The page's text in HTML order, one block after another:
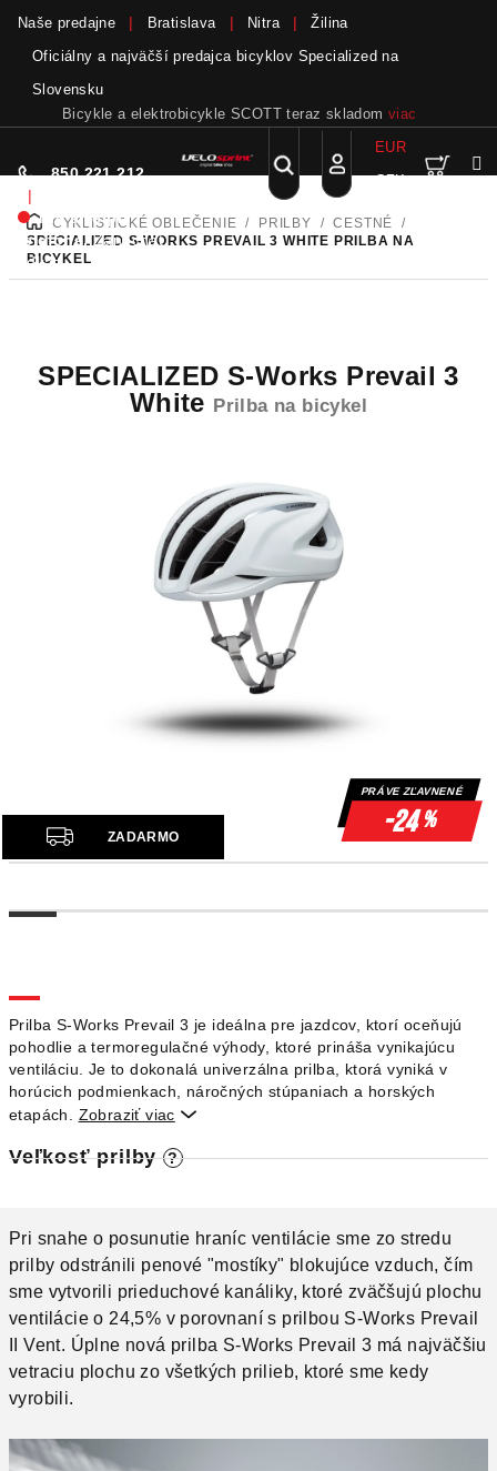
obsah
Naše predajne Bratislava Nitra
Žilina
Oficiálny a najväčší predajca bicyklov Specialized na
Slovensku
Bicykle a elektrobicykle SCOTT teraz skladom viac
850 221 212
|
Nie sme pri
telefóne.Zanechať
odkaz
Hľadať
Prihlásenie
EUR
CZK
DOMOVCYKLISTICKÉ OBLEČENIE / PRILBY / CESTNÉ
/
SPECIALIZED S-WORKS PREVAIL 3 WHITE PRILBA NA
BICYKEL
Prilba S-Works Prevail 3 je ideálna pre jazdcov, ktorí oceňujú
pohodlie a termoregulačné výhody, ktoré prináša vynikajúcu
ventiláciu. Je to dokonalá univerzálna prilba, ktorá vyniká v
horúcich podmienkach, náročných stúpaniach a horských
etapách. Zobraziť viac 
Veľkosť prilby ?
SPECIALIZED S-Works Prevail 3
White Prilba na bicykel
Z
A
A
ZADARMO
PRÁVE ZĽAVNENÉ
-24%
Pri snahe o posunutie hraníc ventilácie sme zo stredu
prilby odstránili penové "mostíky" blokujúce vzduch, čím
sme vytvorili prieduchové kanáliky, ktoré zväčšujú plochu
ventilácie o 24,5% v porovnaní s prilbou S-Works Prevail
II Vent. Úplne nová prilba S-Works Prevail 3 má najväčšiu
vetraciu plochu zo všetkých prilieb, ktoré sme kedy
vyrobili.